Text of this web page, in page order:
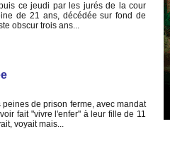
ce jeudi par les jurés de la cour
de 21 ans, décédée sur fond de
obscur trois ans...
de prison ferme, avec mandat
fait "vivre l'enfer" à leur fille de 11
voyait mais...